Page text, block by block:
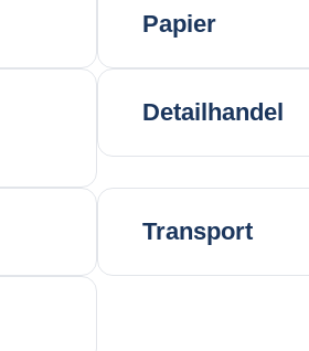
Papier
Detailhandel
Transport